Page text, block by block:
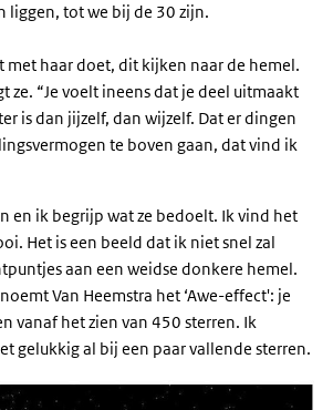
liggen, tot we bij de 30 zijn.
met haar doet, dit kijken naar de hemel.
ze. “Je voelt ineens dat je deel uitmaakt
is dan jijzelf, dan wijzelf. Dat er dingen
te boven gaan, dat vind ik
en ik begrijp wat ze bedoelt. Ik vind het
Het is een beeld dat ik niet snel zal
aan een weidse donkere hemel.
Van Heemstra het ‘Awe-effect': je
vanaf het zien van 450 sterren. Ik
gelukkig al bij een paar vallende sterren.